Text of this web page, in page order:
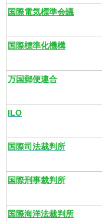
国際電気標準会議
国際標準化機構
万国郵便連合
ILO
国際司法裁判所
国際刑事裁判所
国際海洋法裁判所